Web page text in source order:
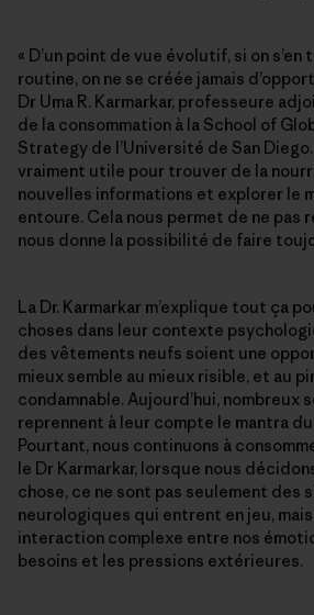
« D’un point de vue évolutif, si on
routine, on ne se créée jamais
Dr Uma R. Karmarkar, professeure
de la consommation à la School of
Strategy de l’Université de San
vraiment utile pour trouver de la
nouvelles informations et explorer le
entoure. Cela nous permet de ne pas
nous donne la possibilité de faire
La Dr. Karmarkar m’explique tout ça
choses dans leur contexte
des vêtements neufs soient une
mieux semble au mieux risible, et au
condamnable. Aujourd’hui, nombreux
reprennent à leur compte le mantra
Pourtant, nous continuons à
le Dr Karmarkar, lorsque nous
chose, ce ne sont pas seulement des
neurologiques qui entrent en jeu,
interaction complexe entre nos
besoins et les pressions extérieures.